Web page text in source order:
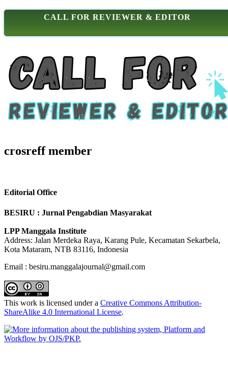
CALL FOR REVIEWER & EDITOR
crosreff member
Editorial Office
BESIRU : Jurnal Pengabdian Masyarakat
LPP Manggala Institute
Address: Jalan Merdeka Raya, Karang Pule, Kecamatan Sekarbela,
Kota Mataram, NTB 83116, Indonesia
Email : besiru.manggalajournal@gmail.com
This work is licensed under a Creative Commons Attribution-
ShareAlike 4.0 International License.